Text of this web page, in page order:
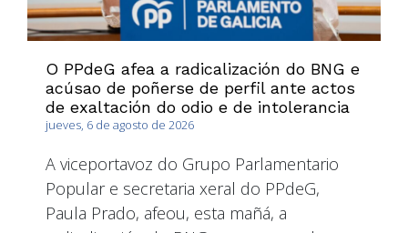
O PPdeG afea a radicalización do BNG e
acúsao de poñerse de perfil ante actos
de exaltación do odio e de intolerancia
jueves, 6 de agosto de 2026
A viceportavoz do Grupo Parlamentario
Popular e secretaria xeral do PPdeG,
Paula Prado, afeou, esta mañá, a